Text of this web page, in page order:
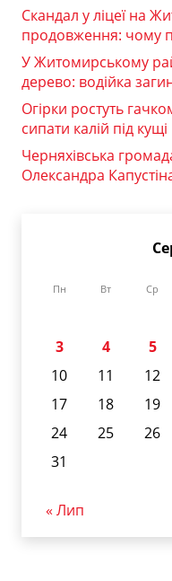
Скандал у ліцеї на
продовження: чому
У Житомирському
дерево: водійка
Огірки ростуть
сипати калій під кущі
Черняхівська
Олександра
Пн Вт Ср
3
4 5
10
11 12
17
18 19
24
25 26
31
« Лип